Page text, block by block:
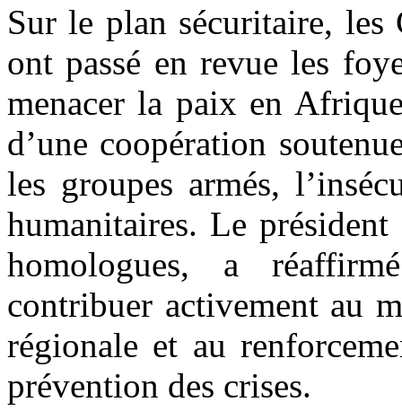
Sur le plan sécuritaire, les
ont passé en revue les
menacer la paix en
d’une coopération
les groupes armés,
humanitaires. Le
homologues, a
contribuer activement au
régionale et au
prévention des crises.